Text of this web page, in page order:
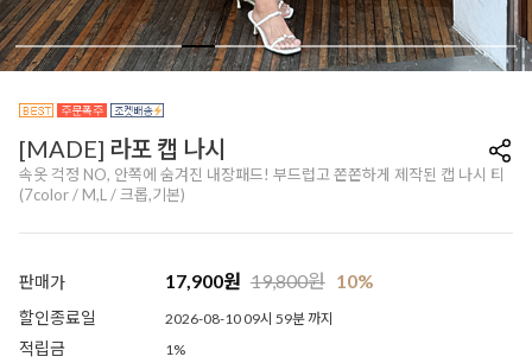
[MADE] 라포 캡 나시
속옷 걱정 NO, 안쪽에 숨겨진 내장패드! 부드럽고 쫀쫀하게 제작된 캡 나시 티
(7color / M,L / 크롭,기본)
판매가 17,900원 19,800원 10%
할인종료일 2026-08-10 09시 59분 까지
적립금 1%